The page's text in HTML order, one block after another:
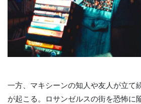
一方、マキシーンの知人や友人が立て
が起こる。ロサンゼルスの街を恐怖に